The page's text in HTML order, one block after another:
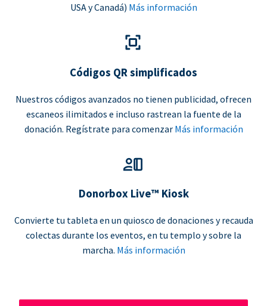
USA y Canadá) Más información
Códigos QR simplificados
Nuestros códigos avanzados no tienen publicidad, ofrecen
escaneos ilimitados e incluso rastrean la fuente de la
donación. Regístrate para comenzar Más información
Donorbox Live™ Kiosk
Convierte tu tableta en un quiosco de donaciones y recauda
colectas durante los eventos, en tu templo y sobre la
marcha. Más información